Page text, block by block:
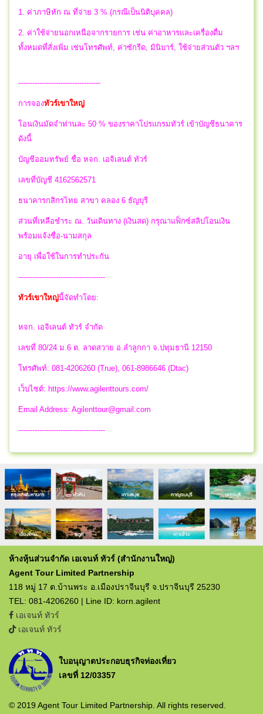
1. ค่าภาษีหัก ณ ที่จ่าย 3 % (กรณีเป็นนิติบุคคล)
2. ค่าใช้จ่ายนอกเหนือจากรายการ เช่น ค่าอาหารและเครื่องดื่ม
ทั้งหมดที่สั่งเพิ่ม เช่นโทรศัพท์, ค่าซักรีด, มินิบาร์, ใช้จ่ายส่วนตัว ฯลฯ
-----------------------------------
การจองทัวร์เขาใหญ่
โอนเงินมัดจำท่านละ 50 % ของราคาโปรแกรมทัวร์ เข้าบัญชีธนาคาร
ดังนี้
บัญชีออมทรัพย์ ชื่อ หจก. เอจิเลนต์ ทัวร์
เลขที่บัญชี 4162562571
ธนาคารกสิกรไทย สาขา คลอง 6 ธัญบุรี
ส่วนที่เหลือชำระ ณ. วันเดินทาง (เงินสด) กรุณาแฟ็กซ์สลิปโอนเงิน
พร้อมแจ้งชื่อ-นามสกุล
อายุ เพื่อใช้ในการทำประกัน
-------------------------------------
ทัวร์เขาใหญ่นี้จัดทำโดย:
หจก. เอจิเลนต์ ทัวร์ จำกัด
เลขที่ 80/24 ม.6 ต. ลาดสวาย อ.ลำลูกกา จ.ปทุมธานี 12150
โทรศัพท์: 081-4206260 (True), 061-8986646 (Dtac)
เว็บไซต์: https://www.agilenttours.com/
Email Address: Agilenttour@gmail.com
-------------------------------------
ห้างหุ้นส่วนจำกัด เอเจนท์ ทัวร์ (สำนักงานใหญ่)
Agent Tour Limited Partnership
118 หมู่ 17 ต.บ้านพระ อ.เมืองปราจีนบุรี จ.ปราจีนบุรี 25230
TEL: 081-4206260 | Line ID: korn.agilent
เอเจนท์ ทัวร์
เอเจนท์ ทัวร์
ใบอนุญาตประกอบธุรกิจท่องเที่ยว
เลขที่ 12/03357
© 2019 Agent Tour Limited Partnership. All rights reserved.